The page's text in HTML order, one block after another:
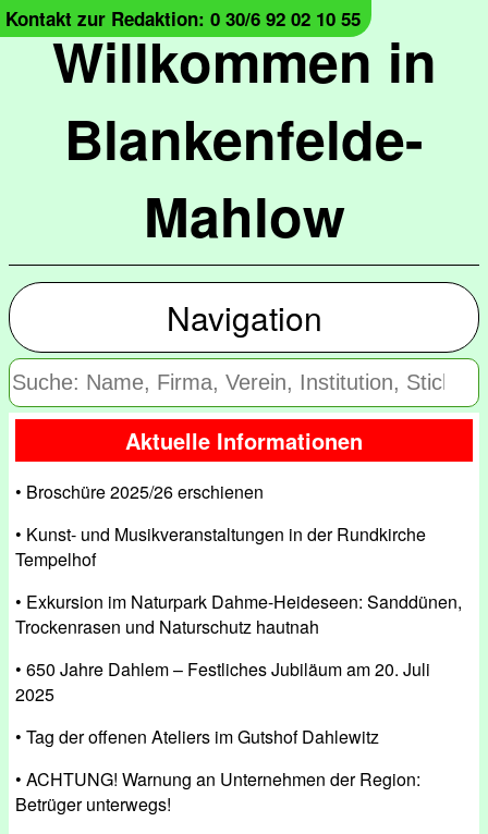
Willkommen in
Blankenfelde-
Mahlow
Kontakt zur Redaktion: 0 30/6 92 02 10 55
Navigation
Aktuelle Informationen
• Broschüre 2025/26 erschienen
• Kunst- und Musikveranstaltungen in der Rundkirche
Tempelhof
• Exkursion im Naturpark Dahme-Heideseen: Sanddünen,
Trockenrasen und Naturschutz hautnah
• 650 Jahre Dahlem – Festliches Jubiläum am 20. Juli
2025
• Tag der offenen Ateliers im Gutshof Dahlewitz
• ACHTUNG! Warnung an Unternehmen der Region:
Betrüger unterwegs!